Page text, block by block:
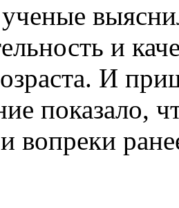
и
И
показало,
вопреки